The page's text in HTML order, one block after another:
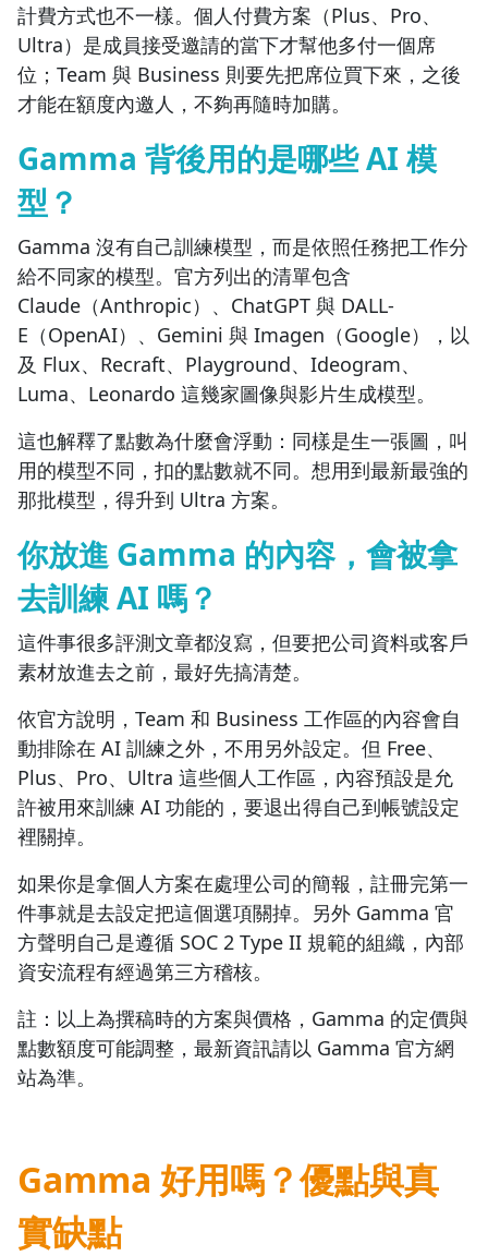
計費方式也不一樣。個人付費方案（Plus、Pro、
Ultra）是成員接受邀請的當下才幫他多付一個席
位；Team 與 Business 則要先把席位買下來，之後
才能在額度內邀人，不夠再隨時加購。
Gamma 背後用的是哪些 AI 模
型？
Gamma 沒有自己訓練模型，而是依照任務把工作分
給不同家的模型。官方列出的清單包含
Claude（Anthropic）、ChatGPT 與 DALL-
E（OpenAI）、Gemini 與 Imagen（Google），以
及 Flux、Recraft、Playground、Ideogram、
Luma、Leonardo 這幾家圖像與影片生成模型。
這也解釋了點數為什麼會浮動：同樣是生一張圖，叫
用的模型不同，扣的點數就不同。想用到最新最強的
那批模型，得升到 Ultra 方案。
你放進 Gamma 的內容，會被拿
去訓練 AI 嗎？
這件事很多評測文章都沒寫，但要把公司資料或客戶
素材放進去之前，最好先搞清楚。
依官方說明，Team 和 Business 工作區的內容會自
動排除在 AI 訓練之外，不用另外設定。但 Free、
Plus、Pro、Ultra 這些個人工作區，內容預設是允
許被用來訓練 AI 功能的，要退出得自己到帳號設定
裡關掉。
如果你是拿個人方案在處理公司的簡報，註冊完第一
件事就是去設定把這個選項關掉。另外 Gamma 官
方聲明自己是遵循 SOC 2 Type II 規範的組織，內部
資安流程有經過第三方稽核。
註：以上為撰稿時的方案與價格，Gamma 的定價與
點數額度可能調整，最新資訊請以 Gamma 官方網
站為準。
Gamma 好用嗎？優點與真
實缺點